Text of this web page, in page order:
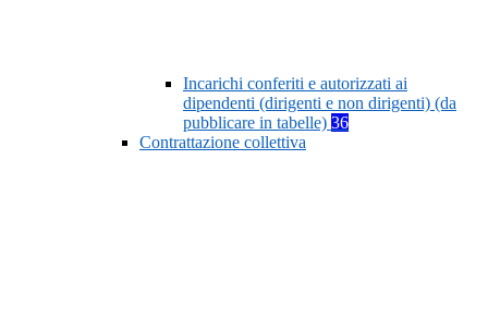
Incarichi conferiti e autorizzati ai
dipendenti (dirigenti e non dirigenti) (da
pubblicare in tabelle) 36
Contrattazione collettiva